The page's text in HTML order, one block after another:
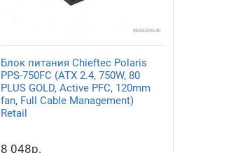
Блок питания Chieftec Polaris
PPS-750FC (ATX 2.4, 750W, 80
PLUS GOLD, Active PFC, 120mm
fan, Full Cable Management)
Retail
8 048р.